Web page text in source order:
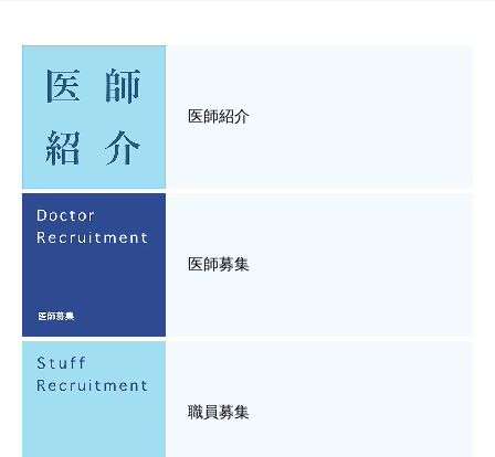
医師紹介
医師募集
職員募集